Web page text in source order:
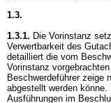
1.3.
1.3.1. Die Vorinstanz
Verwertbarkeit des
detailliert die vom
Vorinstanz
Beschwerdeführer zeige
abgestellt werden
Ausführungen im